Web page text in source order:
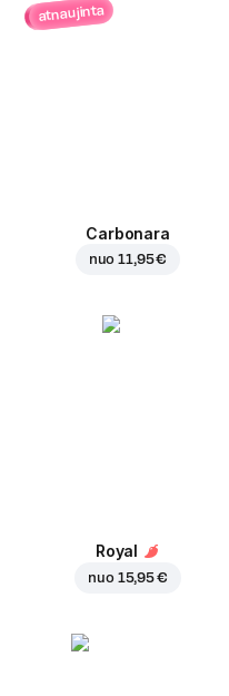
atnaujinta
Carbonara
nuo11,95 €
Royal
nuo 15,95 €